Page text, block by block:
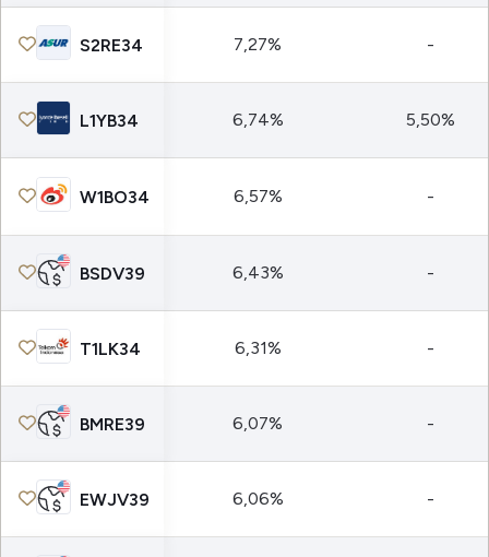
S2RE34 7,27% -
L1YB34 6,74% 5,50%
W1BO34 6,57% -
BSDV39 6,43% -
T1LK34 6,31% -
BMRE39 6,07% -
EWJV39 6,06% -